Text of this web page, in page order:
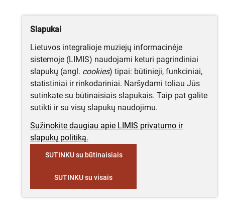
Slapukai
Lietuvos integralioje muziejų informacinėje
sistemoje (LIMIS) naudojami keturi pagrindiniai
slapukų (angl. cookies) tipai: būtinieji, funkciniai,
statistiniai ir rinkodariniai. Naršydami toliau Jūs
sutinkate su būtinaisiais slapukais. Taip pat galite
sutikti ir su visų slapukų naudojimu.
Sužinokite daugiau apie LIMIS privatumo ir
slapukų politiką.
SUTINKU su būtinaisiais
SUTINKU su visais